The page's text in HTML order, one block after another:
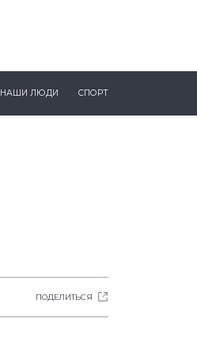
НАШИ ЛЮДИ СПОРТ
ПОДЕЛИТЬСЯ